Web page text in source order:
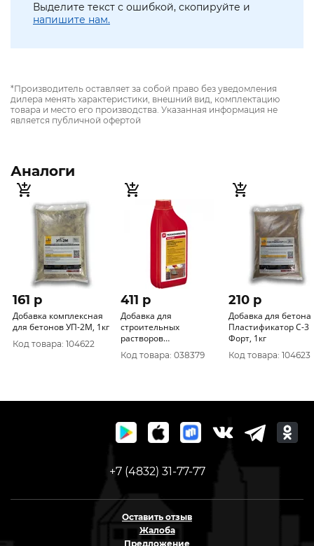
Выделите текст с ошибкой, скопируйте и
напишите нам.
*Производитель оставляет за собой право без уведомления
дилера менять характеристики, внешний вид, комплектацию
товара и место его производства. Указанная информация не
является публичной офертой
Аналоги
161 p
Добавка комплексная
для бетонов УП-2М, 1кг
Код товара: 104622
411 p
Добавка для
строительных
растворов
ТЕХНОНИКОЛЬ
MASTER, 1л
Код товара: 038379
210 p
Добавка для бетона
Пластификатор С-3
Форт, 1кг
Код товара: 104623
+7 (4832) 31-77-77
Оставить отзыв
Жалоба
Предложение